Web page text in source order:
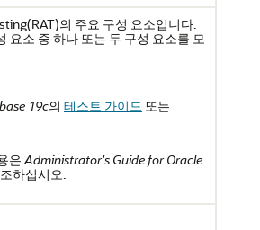
의 주요 구성 요소입니다.
요소 중 하나 또는 두 구성 요소를 모
19c의 테스트 가이드 또는
은Administrator's Guide for Oracle
하십시오.